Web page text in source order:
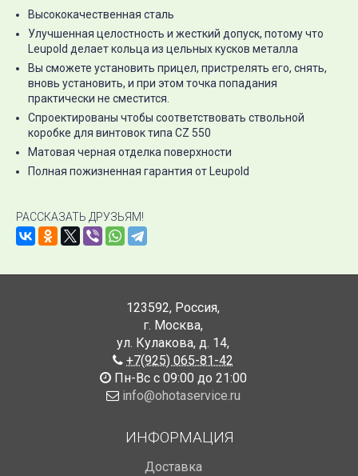
Высококачественная сталь
Улучшенная целостность и жесткий допуск, потому что
Leupold делает кольца из цельных кусков металла
Вы сможете установить прицел, пристрелять его, снять,
вновь установить, и при этом точка попадания
практически не сместится.
Спроектированы чтобы соответствовать ствольной
коробке для винтовок типа CZ 550
Матовая черная отделка поверхности
Полная пожизненная гарантия от Leupold
РАССКАЗАТЬ ДРУЗЬЯМ!
123592, Россия,
г. Москва,
ул. Кулакова, д. 14,
+7(925) 065-81-42
Пн-Вс с 09:00 до 21:00
info@ohotaservice.ru
ИНФОРМАЦИЯ
Доставка